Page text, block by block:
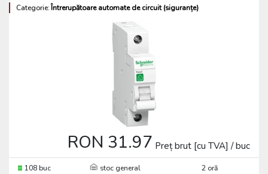
Categorie:Întrerupătoare automate de circuit (siguranțe)
RON 31.97 Preț brut [cu TVA] / buc
108 buc stoc general
2 oră